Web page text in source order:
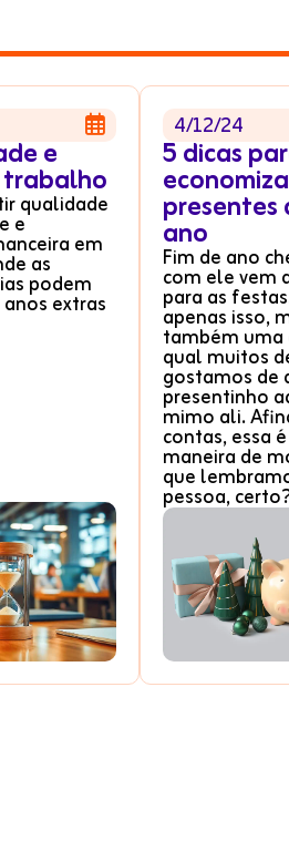

e
qualidade
e
em
as
podem
extras
4/12/24
5 dicas
presentes
ano
Fim de ano
com ele vem
para as
apenas isso,
também uma
qual muitos
gostamos de
presentinho
mimo ali.
contas, essa
maneira de
que
pessoa,